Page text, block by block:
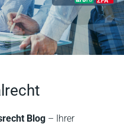
Blog – Ihrer